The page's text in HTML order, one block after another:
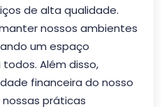
de alta qualidade.
nossos ambientes
um espaço
Além disso,
financeira do nosso
práticas